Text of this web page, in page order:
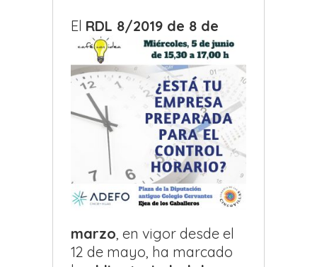
El RDL 8/2019 de 8 de
marzo, en vigor desde el
12 de mayo, ha marcado